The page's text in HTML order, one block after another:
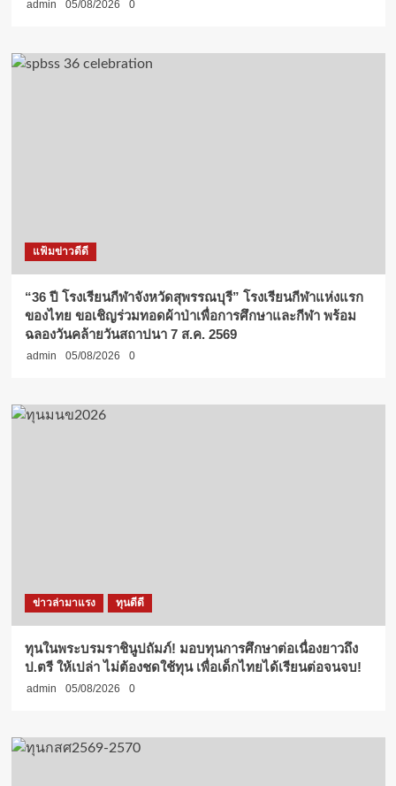
admin 05/08/2026 0
แฟ้มข่าวดีดี
“36 ปี โรงเรียนกีฬาจังหวัดสุพรรณบุรี” โรงเรียนกีฬาแห่งแรก
ของไทย ขอเชิญร่วมทอดผ้าป่าเพื่อการศึกษาและกีฬา พร้อม
ฉลองวันคล้ายวันสถาปนา 7 ส.ค. 2569
admin 05/08/2026 0
ข่าวล่ามาแรง ทุนดีดี
ทุนในพระบรมราชินูปถัมภ์! มอบทุนการศึกษาต่อเนื่องยาวถึง
ป.ตรี ให้เปล่า ไม่ต้องชดใช้ทุน เพื่อเด็กไทยได้เรียนต่อจนจบ!
admin 05/08/2026 0